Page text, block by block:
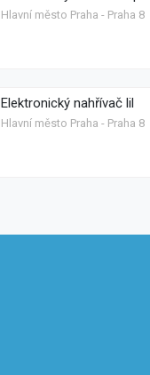
Hlavní město Praha - Praha 8
Elektronický nahřívač lil
Hlavní město Praha - Praha 8